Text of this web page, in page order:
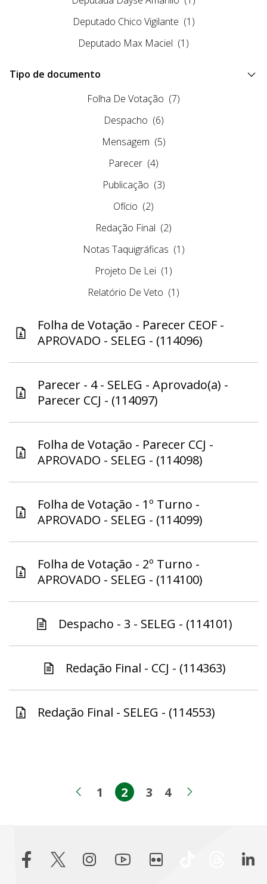
Deputado Chico Vigilante (1)
Deputado Max Maciel (1)
Tipo de documento
Folha De Votação (7)
Despacho (6)
Mensagem (5)
Parecer (4)
Publicação (3)
Ofício (2)
Redação Final (2)
Notas Taquigráficas (1)
Projeto De Lei (1)
Relatório De Veto (1)
Folha de Votação - Parecer CEOF -
APROVADO - SELEG - (114096)
Parecer - 4 - SELEG - Aprovado(a) -
Parecer CCJ - (114097)
Folha de Votação - Parecer CCJ -
APROVADO - SELEG - (114098)
Folha de Votação - 1º Turno -
APROVADO - SELEG - (114099)
Folha de Votação - 2º Turno -
APROVADO - SELEG - (114100)
Despacho - 3 - SELEG - (114101)
Redação Final - CCJ - (114363)
Redação Final - SELEG - (114553)
Página anterior
Página
1 Página
2 Página
3 Página
4